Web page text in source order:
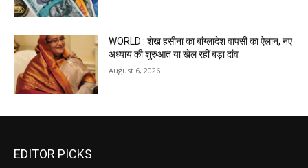
WORLD : शेख हसीना का बांग्लादेश वापसी का ऐलान, नए
अध्याय की शुरुआत या खेल रहीं बड़ा दांव
August 6, 2026
EDITOR PICKS